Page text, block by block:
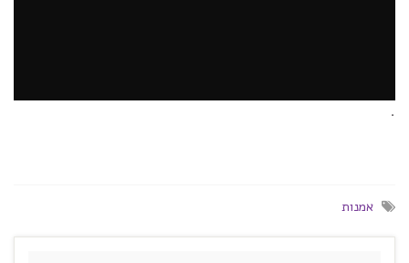
.
אמנות